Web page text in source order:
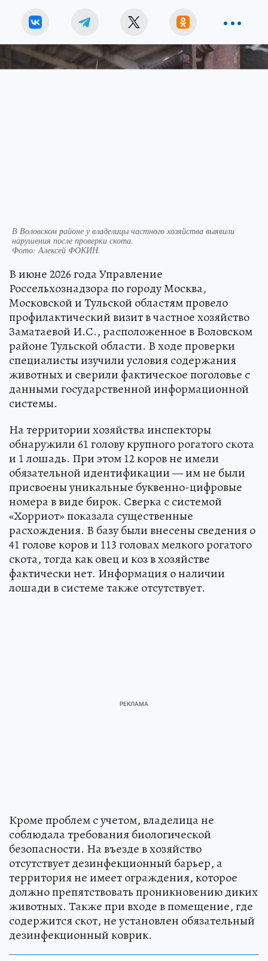
В Воловском районе у владелицы частного хозяйства выявили
нарушения после проверки скота.
Фото:Алексей ФОКИН.
В июне 2026 года Управление
Россельхознадзора по городу Москва,
Московской и Тульской областям провело
профилактический визит в частное хозяйство
Заматаевой И.С., расположенное в Воловском
районе Тульской области. В ходе проверки
специалисты изучили условия содержания
животных и сверили фактическое поголовье с
данными государственной информационной
системы.
На территории хозяйства инспекторы
обнаружили 61 голову крупного рогатого скота
и 1 лошадь. При этом 12 коров не имели
обязательной идентификации — им не были
присвоены уникальные буквенно-цифровые
номера в виде бирок. Сверка с системой
«Хорриот» показала существенные
расхождения. В базу были внесены сведения о
41 голове коров и 113 головах мелкого рогатого
скота, тогда как овец и коз в хозяйстве
фактически нет. Информация о наличии
лошади в системе также отсутствует.
Кроме проблем с учетом, владелица не
соблюдала требования биологической
безопасности. На въезде в хозяйство
отсутствует дезинфекционный барьер, а
территория не имеет ограждения, которое
должно препятствовать проникновению диких
животных. Также при входе в помещение, где
содержится скот, не установлен обязательный
дезинфекционный коврик.